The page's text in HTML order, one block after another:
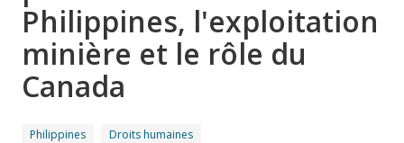
Philippines, l'exploitation
minière et le rôle du
Canada
Philippines
Droits humaines